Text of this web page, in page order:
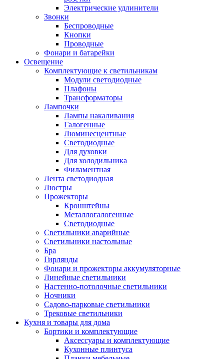
Электрические удлинители
Звонки
Беспроводные
Кнопки
Проводные
Фонари и батарейки
Освещение
Комплектующие к светильникам
Модули светодиодные
Плафоны
Трансформаторы
Лампочки
Лампы накаливания
Галогенные
Люминесцентные
Светодиодные
Для духовки
Для холодильника
Филаментная
Лента светодиодная
Люстры
Прожекторы
Кронштейны
Металлогалогенные
Светодиодные
Светильники аварийные
Светильники настольные
Бра
Гирлянды
Фонари и прожекторы аккумуляторные
Линейные светильники
Настенно-потолочные светильники
Ночники
Садово-парковые светильники
Трековые светильники
Кухня и товары для дома
Бортики и комплектующие
Аксессуары и комплектующие
Кухонные плинтуса